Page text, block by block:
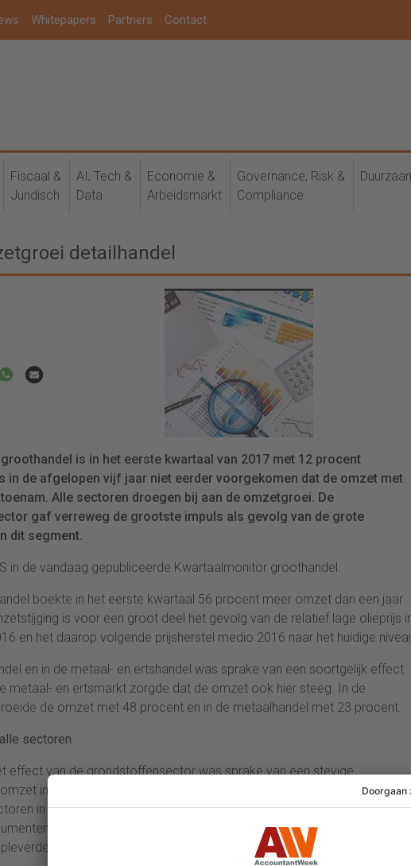
Whitepapers Partners Contact
Fiscaal &
Juridisch
AI, Tech &
Data
Economie &
Arbeidsmarkt
Governance, Risk &
Compliance
detailhandel
is in het eerste kwartaal van 2017 met 12 procent
in de afgelopen vijf jaar niet eerder voorgekomen dat de omzet met
Alle sectoren droegen bij aan de omzetgroei. De
gaf verreweg de grootste impuls als gevolg van de grote
dit segment.
in de vandaag gepubliceerde Kwartaalmonitor groothandel.
boekte in het eerste kwartaal 56 procent meer omzet dan een jaar
is voor een groot deel het gevolg van de relatief lage olieprijs
en het daarop volgende prijsherstel medio 2016 naar het huidige
en in de metaal- en ertshandel was sprake van een soortgelijk effect.
metaal- en ertsmarkt zorgde dat de omzet ook hier steeg. In de
de omzet met 48 procent en in de metaalhandel met 23 procent.
sectoren
effect van de grondstoffensector was sprake van een stevige
in de groothandel exclusief de oliehandel groeide met ruim 8
in de groothandel stuwden dit groeicijfer. Zo was er weer meer
wat de leveranciers voor het vierde jaar op rij een